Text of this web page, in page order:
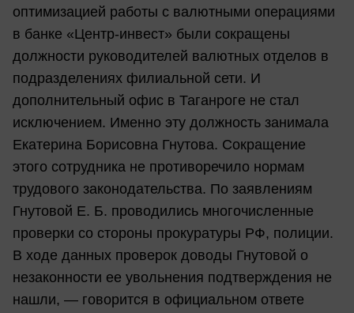
оптимизацией работы с валютными операциями
в банке «Центр-инвест» были сокращены
должности руководителей валютных отделов в
подразделениях филиальной сети. И
дополнительный офис в Таганроге не стал
исключением. Именно эту должность занимала
Екатерина Борисовна Гнутова. Сокращение
этого сотрудника не противоречило нормам
трудового законодательства. По заявлениям
Гнутовой Е. Б. проводились многочисленные
проверки со стороны прокуратуры РФ, полиции.
В ходе данных проверок доводы Гнутовой о
незаконности ее увольнения подтверждения не
нашли, — говорится в официальном ответе